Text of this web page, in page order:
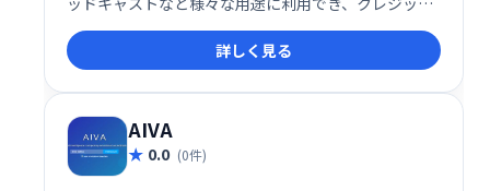
表記は任意です。アーティストへの露出向上にも繋が
るため、クリエイターにとって理想的な音楽素材源と
なります。自由に音楽を選び、作品をさらに魅力的に
彩りましょう。
詳しく見る
AIVA
0.0 (0件)